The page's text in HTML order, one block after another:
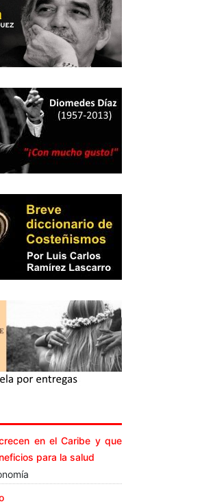
en el Caribe y que
para la salud